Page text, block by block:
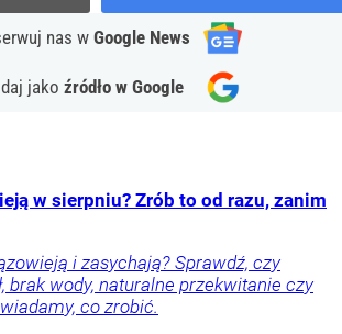
nas w Google News
jako źródło w Google
w sierpniu? Zrób to od razu, zanim
i zasychają? Sprawdź, czy
brak wody, naturalne przekwitanie czy
co zrobić.